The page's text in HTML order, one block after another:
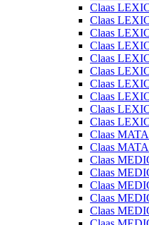
Claas
Claas
Claas
Claas
Claas
Claas
Claas
Claas
Claas
Claas
Claas
Claas
Claas
Claas
Claas
Claas
Claas